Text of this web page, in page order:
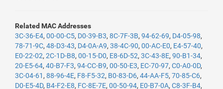
Related MAC Addresses
3C-36-E4, 00-00-C5, D0-39-B3, 8C-7F-3B, 94-62-69, D4-05-98,
78-71-9C, 48-D3-43, D4-0A-A9, 38-4C-90, 00-AC-E0, E4-57-40,
E0-22-02, 2C-1D-B8, 00-15-D0, E8-6D-52, 3C-43-8E, 90-B1-34,
20-E5-64, 40-B7-F3, 94-CC-B9, 00-50-E3, EC-70-97, C0-A0-0D,
3C-04-61 , 88-96-4E, F8-F5-32, B0-83-D6, 44-AA-F5, 70-85-C6,
D0-E5-4D, B4-F2-E8, FC-8E-7E, 00-50-94, E0-B7-0A, C8-3F-B4,